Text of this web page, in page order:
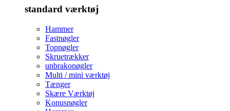
standard værktøj
Hammer
Fastnøgler
Topnøgler
Skruetrækker
unbrakonøgler
Multi / mini værktøj
Tænger
Skære Værktøj
Konusnøgler